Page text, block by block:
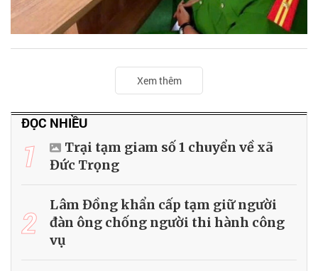
Xem thêm
ĐỌC NHIỀU
1
Trại tạm giam số 1 chuyển về xã
Đức Trọng
2
Lâm Đồng khẩn cấp tạm giữ người
đàn ông chống người thi hành công
vụ